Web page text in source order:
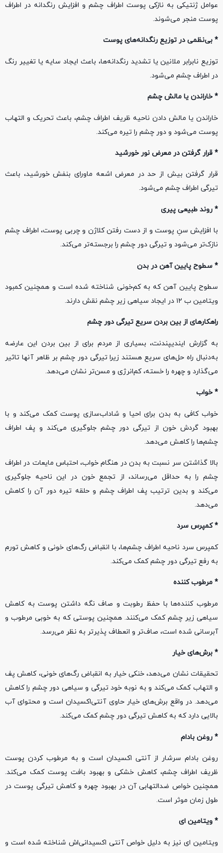
عوامل ژنتیکی به نازکی پوست اطراف چشم و افزایش رنگدانه در اطراف
پوست منجر می‌شوند.
* بی‌نظمی در توزیع رنگدانه‌های پوست
توزیع نابرابر ملانین یا تشدید رنگدانه‌ها، باعث ایجاد سایه یا تغییر رنگ
در اطراف چشم می‌شود.
* خاراندن یا مالش چشم
خاراندن یا مالش دادن ناحیه ظریف اطراف چشم، باعث تحریک و التهاب
پوست می‌شود و دور چشم را تیره می‌کند.
* قرار گرفتن در معرض نور خورشید
قرار گرفتن بیش از حد در معرض اشعه ماورای بنفش خورشید، باعث
تیرگی اطراف چشم می‌شود.
* روند طبیعی پیری
با افزایش سنِ پوست و از دست رفتن کلاژن و چربی پوست، اطراف چشم
نازک‌تر می‌شود و تیرگی دور چشم را برجسته‌تر می‌کند.
* سطوح پایین آهن در بدن
سطوح پایین آهن که به کم‌خونی شناخته شده است و همچنین کمبود
ویتامین ب ۱۲ در ایجاد سیاهی زیر چشم نقش دارند.
راهکارهای از بین بردن سریع تیرگی دور چشم
به گزارش ایندیپندنت، بسیاری از مردم برای از بین بردن این عارضه
به‌دنبال راه حل‌های سریع‌ هستند زیرا تیرگی دور چشم بر ظاهر آنها تاثیر
می‌گذارد و چهره را خسته، کم‌انرژی و مسن‌تر نشان می‌دهد.
* خواب
خواب کافی به بدن برای احیا و شاداب‌سازی پوست کمک می‌کند و با
بهبود گردش خون از تیرگی دور چشم جلوگیری می‌کند و پف‌ اطراف
چشم‌ها را کاهش می‌دهد.
بالا گذاشتن سر نسبت به بدن در هنگام خواب، احتباس مایعات در اطراف
چشم را به حداقل می‌رساند، از تجمع خون در این ناحیه جلوگیری
می‌کند و بدین ترتیب پف اطراف چشم و حلقه تیره دور آن را کاهش
می‌دهد.
* کمپرس سرد
کمپرس سرد ناحیه اطراف چشم‌ها، با انقباض رگ‌های خونی و کاهش تورم
به رفع تیرگی دور چشم کمک می‌کند.
* مرطوب‌ کننده‌
مرطوب‌ کننده‌ها با حفظ رطوبت و صاف نگه داشتن پوست به کاهش
سیاهی زیر چشم کمک می‌کنند. همچنین پوستی که به خوبی مرطوب و
آبرسانی شده است، صاف‌تر و انعطاف پذیرتر به نظر می‌رسد.
* برش‌های خیار
تحقیقات نشان می‌دهد، خنکی خیار به انقباض رگ‌های خونی، کاهش پف
و التهاب کمک می‌کند و به نوبه خود تیرگی و سیاهی دور چشم را کاهش
می‌دهد. در واقع برش‌های خیار حاوی آنتی‌اکسیدان‌ است و محتوای آب
بالایی دارد که به کاهش تیرگی دور چشم کمک می‌کند.
* روغن بادام
روغن بادام سرشار از آنتی‌ اکسیدان است و به مرطوب کردن پوست
ظریف اطراف چشم، کاهش خشکی و بهبود بافت پوست کمک می‌کند.
همچنین خواص ضدالتهابی آن در بهبود چهره و کاهش تیرگی پوست در
طول زمان موثر است.
* ویتامین ای
ویتامین ای نیز به‌ دلیل خواص آنتی اکسیدانی‌اش شناخته شده است و